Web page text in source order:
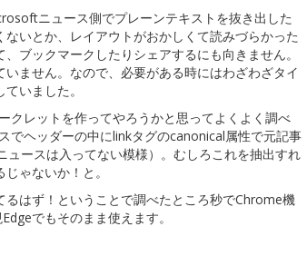
ニュース側でプレーンテキストを抜き出した
いとか、レイアウトがおかしくて読みづらかった
ブックマークしたりシェアするにも向きません。
ません。なので、必要がある時にはわざわざタイ
いました。
クレットを作ってやろうかと思ってよくよく調べ
ヘッダーの中にlinkタグのcanonical属性で元記事
ースは入ってない模様）。むしろこれを抽出すれ
ゃないか！と。
はず！ということで調べたところ秒でChrome機
でもそのまま使えます。